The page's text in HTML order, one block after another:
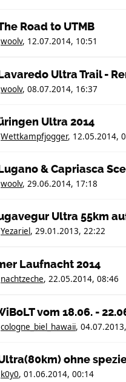
Road to UTMB
woolv, 12.07.2014, 10:51
Ultra Trail -
woolv, 08.07.2014, 16:37
Ultra 2014
Wettkampfjogger, 12.05.2014,
& Capriasca
woolv, 29.06.2014, 17:18
Ultra 55km
Yezariel, 29.01.2013, 22:22
Laufnacht 2014
nachtzeche, 22.05.2014, 08:46
vom 18.06. -
cologne_biel_hawaii,
ohne
k0y0, 01.06.2014, 00:14